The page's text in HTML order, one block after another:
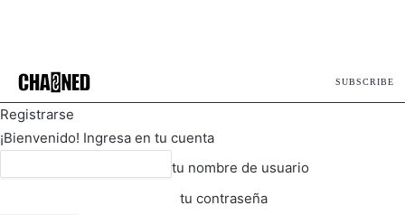
SUBSCRIBE
Registrarse
¡Bienvenido! Ingresa en tu cuenta
tu nombre de usuario
tu contraseña